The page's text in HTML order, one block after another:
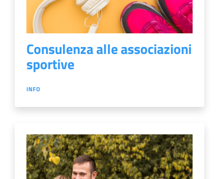
Consulenza alle associazioni
sportive
INFO